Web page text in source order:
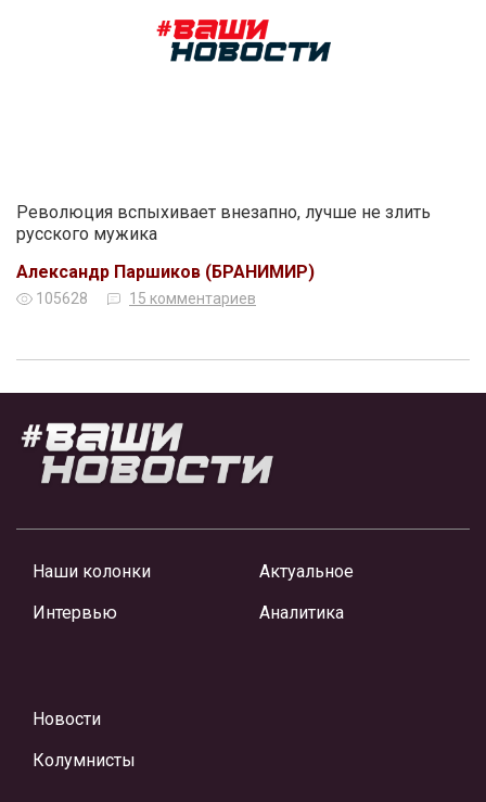
Революция вспыхивает внезапно, лучше не злить
русского мужика
Александр Паршиков (БРАНИМИР)
105628 15 комментариев
Наши колонки
Интервью
Актуальное
Аналитика
Новости
Колумнисты